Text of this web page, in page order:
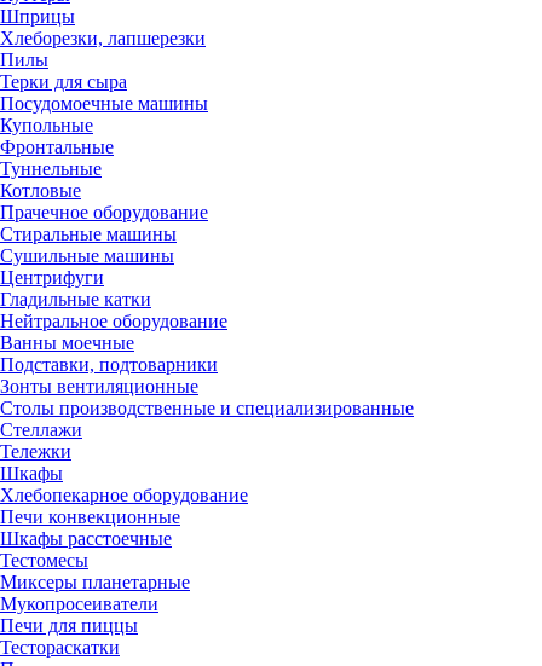
Шприцы
Хлеборезки, лапшерезки
Пилы
Терки для сыра
Посудомоечные машины
Купольные
Фронтальные
Туннельные
Котловые
Прачечное оборудование
Стиральные машины
Сушильные машины
Центрифуги
Гладильные катки
Нейтральное оборудование
Ванны моечные
Подставки, подтоварники
Зонты вентиляционные
Столы производственные и специализированные
Стеллажи
Тележки
Шкафы
Хлебопекарное оборудование
Печи конвекционные
Шкафы расстоечные
Тестомесы
Миксеры планетарные
Мукопросеиватели
Печи для пиццы
Тестораскатки